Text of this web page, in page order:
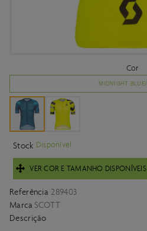
Cor
MIDNIGHT
Stock Disponível
VER COR E TAMANHO DISPONÍVEIS
Referência 289403
Marca SCOTT
Descrição